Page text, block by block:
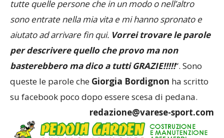
tutte quelle persone che in un modo o nell’altro
sono entrate nella mia vita e mi hanno spronato e
aiutato ad arrivare fin qui. Vorrei trovare le parole
per descrivere quello che provo ma non
basterebbero ma dico a tutti GRAZIE!!!!!“. Sono
queste le parole che Giorgia Bordignon ha scritto
su facebook poco dopo essere scesa di pedana.
redazione@varese-sport.com